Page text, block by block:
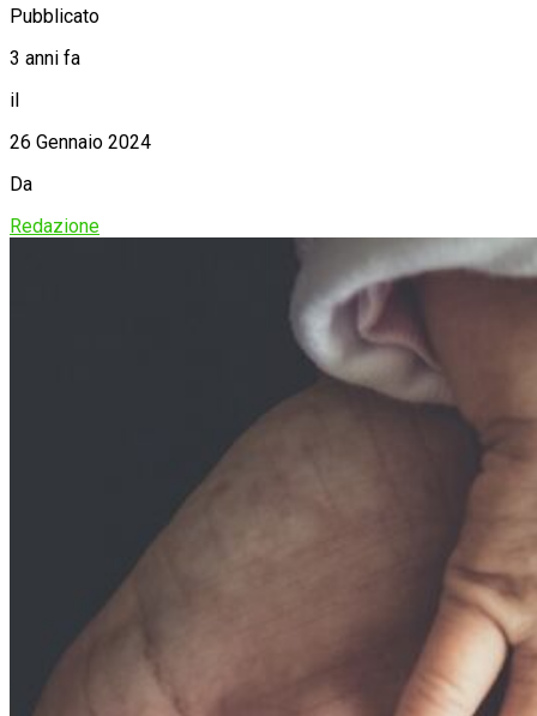
Pubblicato
3 anni fa
il
26 Gennaio 2024
Da
Redazione